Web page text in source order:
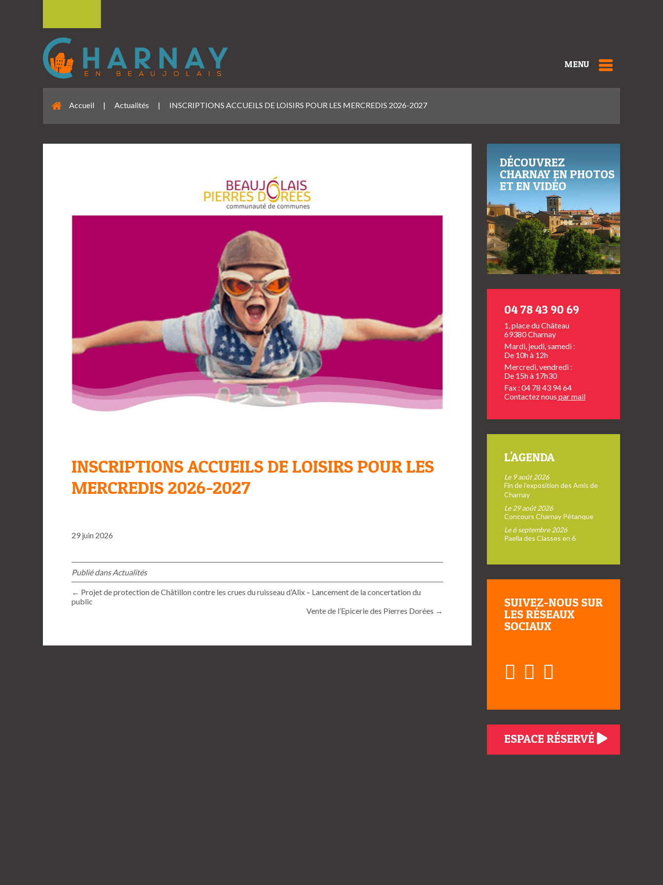
MENU
Accueil | Actualités | INSCRIPTIONS ACCUEILS DE LOISIRS POUR LES MERCREDIS 2026-2027
INSCRIPTIONS ACCUEILS DE LOISIRS POUR LES
MERCREDIS 2026-2027
29 juin 2026
Publié dansActualités
← Projet de protection de Châtillon contre les crues du ruisseau d’Alix – Lancement de la concertation du
public
Vente de l’Epicerie des Pierres Dorées →
DÉCOUVREZ
CHARNAY EN PHOTOS
ET EN VIDÉO
04 78 43 90 69
1, place du Château
69380 Charnay
Mardi, jeudi, samedi :
De 10h à 12h
Mercredi, vendredi :
De 15h à 17h30
Fax : 04 78 43 94 64
Contactez nous par mail
L'AGENDA
Le 9 août 2026
Fin de l’exposition des Amis de
Charnay
Le 29 août 2026
Concours Charnay Pétanque
Le 6 septembre 2026
Paella des Classes en 6
SUIVEZ-NOUS SUR
LES RÉSEAUX
SOCIAUX
ESPACE RÉSERVÉ